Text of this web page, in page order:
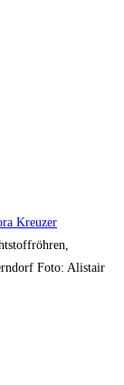
Foto: Alistair